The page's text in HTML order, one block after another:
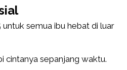
semua ibu hebat di luar
cintanya sepanjang waktu.